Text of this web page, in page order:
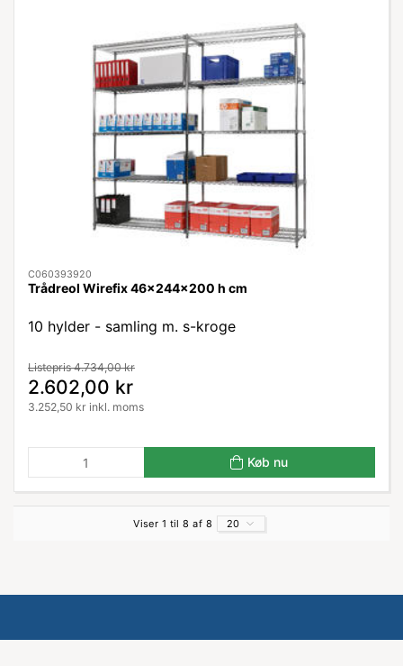
C060393920
Trådreol Wirefix 46x244x200 h cm
10 hylder - samling m. s-kroge
Listepris 4.734,00 kr
2.602,00 kr
3.252,50 kr inkl. moms
Køb nu
Viser 1 til 8 af 8 20